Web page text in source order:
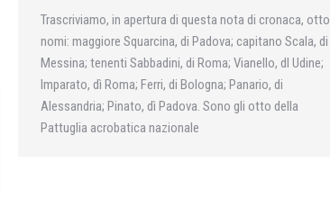
Trascriviamo, in apertura di questa nota di cronaca, otto
nomi: maggiore Squarcina, di Padova; capitano Scala, di
Messina; tenenti Sabbadini, di Roma; Vianello, dl Udine;
Imparato, dì Roma; Ferri, di Bologna; Panario, di
Alessandria; Pinato, dì Padova. Sono gli otto della
Pattuglia acrobatica nazionale